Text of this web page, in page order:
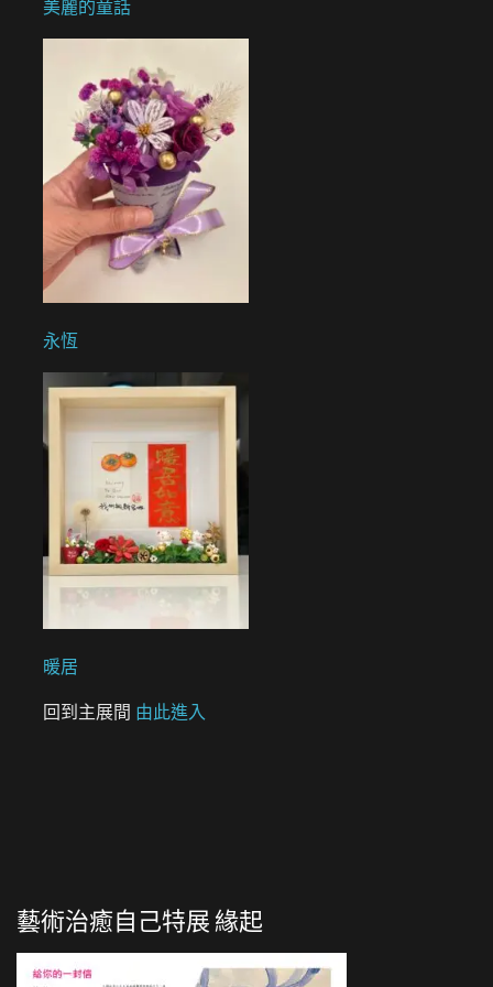
美麗的童話
永恆
暖居
回到主展間 由此進入
藝術治癒自己特展 緣起